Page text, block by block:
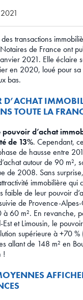
transactions
de France ont
2021. Elle éclaire
en 2020, loué pour
bas.
D’ACHAT
TOUTE LA
pouvoir d’achat
de 13%. Cependant,
de hausse entre
autour de 90 m²,
de 2008. Sans
immobilière qui
faible de leur pouvoir
de Provence-Alpes-
à 60 m². En revanche,
et Limousin, le
supérieure à +70 %
allant de 148 m² en
!